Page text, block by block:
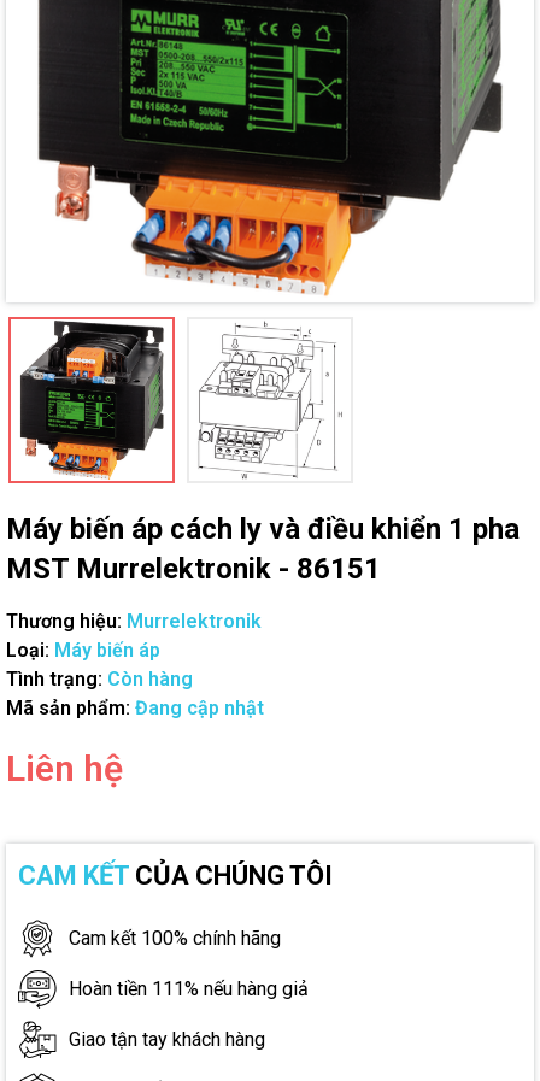
Máy biến áp cách ly và điều khiển 1 pha
MST Murrelektronik - 86151
Thương hiệu: Murrelektronik
Loại: Máy biến áp
Tình trạng: Còn hàng
Mã sản phẩm: Đang cập nhật
Liên hệ
CAM KẾT CỦA CHÚNG TÔI
Cam kết 100% chính hãng
Hoàn tiền 111% nếu hàng giả
Giao tận tay khách hàng
Điều kiện: